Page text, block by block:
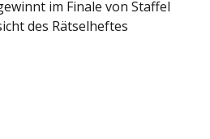
im Finale von Staffel
des Rätselheftes